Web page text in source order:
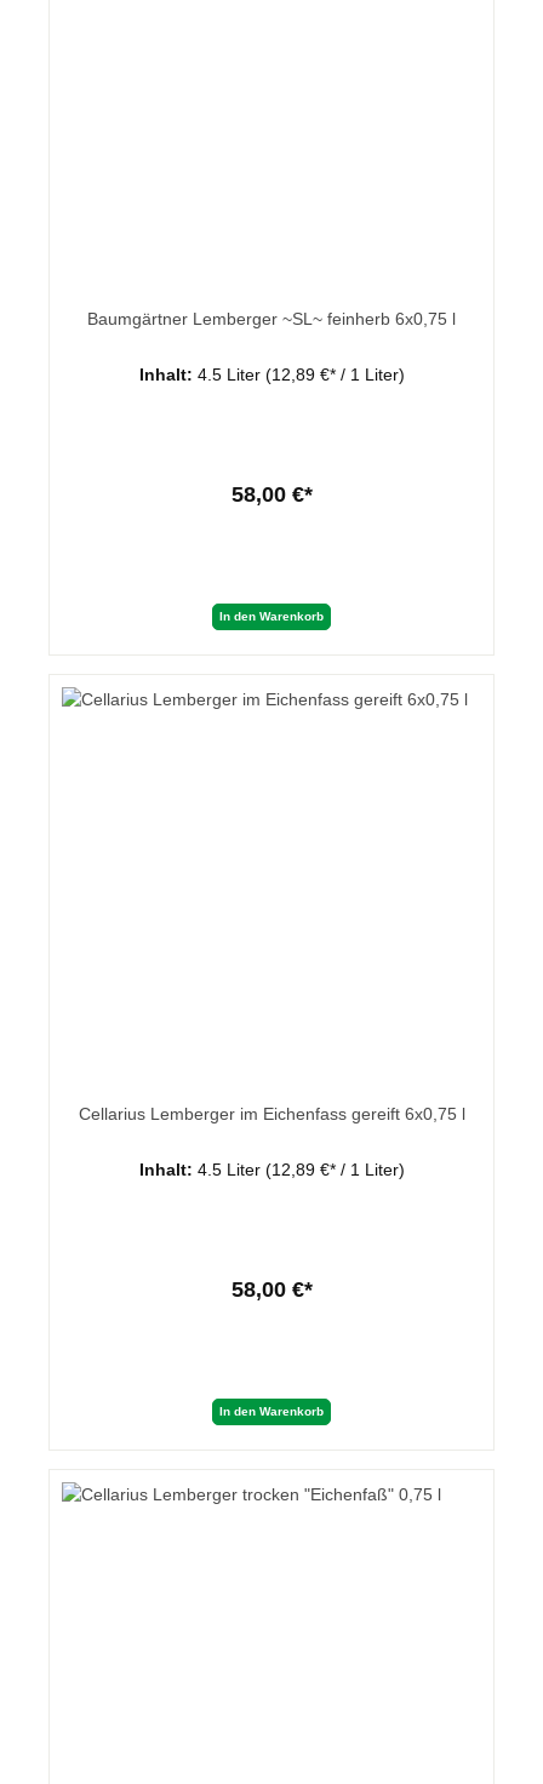
Baumgärtner Lemberger ~SL~ feinherb 6x0,75 l
Inhalt: 4.5 Liter (12,89 €* / 1 Liter)
58,00 €*
In den Warenkorb
Cellarius Lemberger im Eichenfass gereift 6x0,75 l
Inhalt: 4.5 Liter (12,89 €* / 1 Liter)
58,00 €*
In den Warenkorb